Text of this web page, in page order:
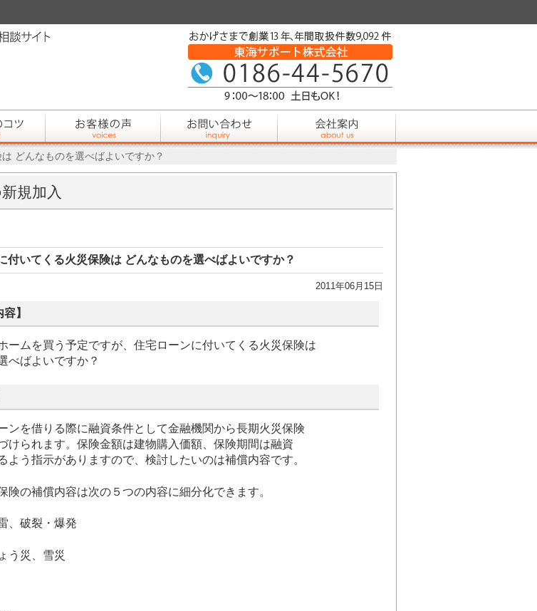
どんなものを選べばよいですか？
規加入
付いてくる火災保険は どんなものを選べばよいですか？
2011年06月15日
】
ームを買う予定ですが、住宅ローンに付いてくる火災保険は
べばよいですか？
ンを借りる際に融資条件として金融機関から長期火災保険
けられます。保険金額は建物購入価額、保険期間は融資
よう指示がありますので、検討したいのは補償内容です。
険の補償内容は次の５つの内容に細分化できます。
、破裂・爆発
う災、雪災